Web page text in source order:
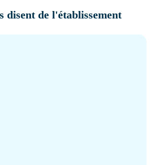
disent de l'établissement